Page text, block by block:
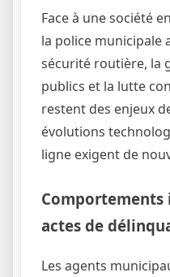
Face à une société
la police municipale
sécurité routière, la
publics et la lutte
restent des enjeux
évolutions
ligne exigent de
Comportements
actes de
Les agents